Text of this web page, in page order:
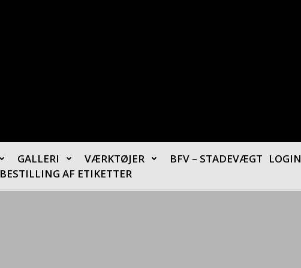
GALLERI VÆRKTØJER BFV – STADEVÆGT LOGIN
BESTILLING AF ETIKETTER